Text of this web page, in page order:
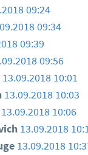
09:24
09:34
09:39
09:56
13.09.2018 10:01
13.09.2018 10:03
13.09.2018 10:06
13.09.2018
13.09.2018